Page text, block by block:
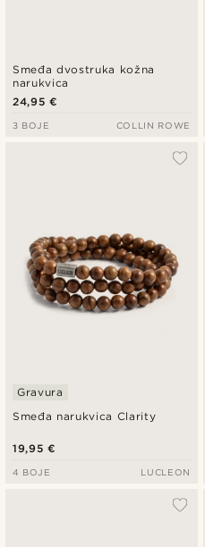
Smeđa dvostruka kožna
narukvica
24,95 €
3 BOJE COLLIN ROWE
Smeđa narukvica Clarity
Gravura
19,95 €
4 BOJE LUCLEON